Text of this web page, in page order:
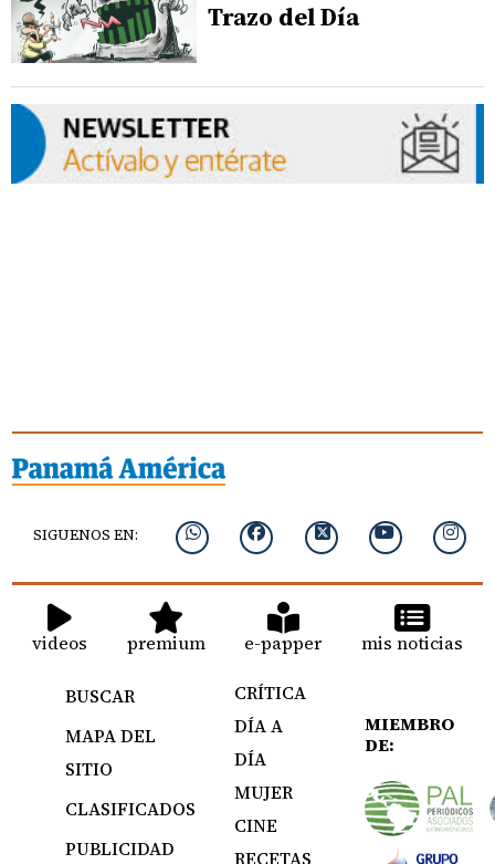
Trazo del Día
SIGUENOS EN:
videos premium e-papper mis noticias
BUSCAR
MAPA DEL
SITIO
CLASIFICADOS
PUBLICIDAD
CRÍTICA
DÍA A
DÍA
MUJER
CINE
RECETAS
MIEMBRO
DE: